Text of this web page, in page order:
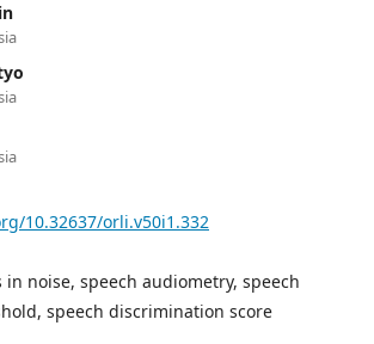
10.32637/orli.v50i1.332
in noise, speech audiometry, speech
speech discrimination score